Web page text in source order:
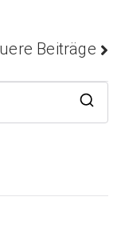
Beiträge
r